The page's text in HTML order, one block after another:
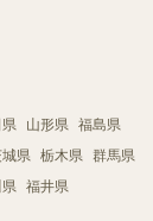
山形県 福島県
県 栃木県 群馬県
福井県